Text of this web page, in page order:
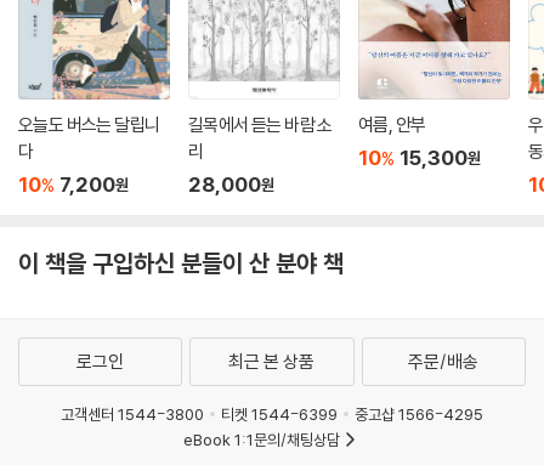
은 어떻게 약속을 지킬 수 있는지 궁금했다. 그날 나는 고개를 기우뚱하며
헤어졌고 다음 날 아침 시간에 맞춰 비닐 가방 하나 챙겨 약속 장소로 나갔
더니 방금 도착한 노인이 반갑게 아침 인사를 했다. 노인의 시계는 자신이
있는 곳 어디서나 해만 뜨면 볼 수 있는 자신의 키, 나무, 우물, 담 등등 해를
따라 움직이는 그림자였던 것, 대신 밤에는 달의 크기나 기울기로 날짜와
시간을 계산하고, 심지어 몇 달 후 자식의 혼사를 치르는 날조차 그렇게 정
하고 사람들에게 알려준다니 그들의 삶은 자연을 거스르지 않으면서 얼마
---「3부 ‘자연의 시간’」중에서
소로 돌아와 밥을 먹고 차를 마시고 몸이 따듯해지면 다시 숲으로 들어가
걷는 명상으로 각자가 안고 있던 시간의 상처를 위무했다. 우리가 쉴 때는
나 반복적으로 지속된 이변은 설명할 길이 없다. 월정사에서 가장 오래 본
것은 흩날리는 눈발과 천년의 숲으로 모여든 참새 떼였다. 그 많은 새떼들
그간의 노마드가 산문이 된 것은 큰 이야기를 작게 하지 않아도 되고 작은
이야기를 크게 부풀리지 않아도 되는 안도감이 있어서였다. 군더더기 없이
시적인 산문으로 지면을 채운 『그린 노마드』는 저자가 지나온 곳의 공기를
코앞까지 실어다 준다. 지금과의 여행과는 다른 여행, 일상에서 노마드를
만끽하고 싶은 이들에게 선물이 되어줄 책이다.
오늘도 버스는 달립니
다
10% 7,200원
길목에서 듣는 바람 소
리
28,000원
여름, 안부
10% 15,300원
이 책을 구입하신 분들이 산 분야 책
로그인 최근 본 상품 주문/배송
고객센터 1544-3800 티켓 1544-6399
중고샵 1566-4295
eBook 1:1문의/채팅상담